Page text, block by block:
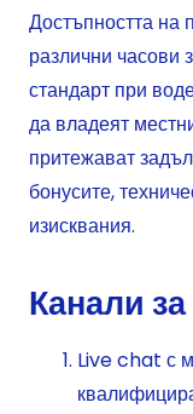
Достъпността на
различни часови
стандарт при
да владеят
притежават
бонусите,
изисквания.
Канали
Live chat с